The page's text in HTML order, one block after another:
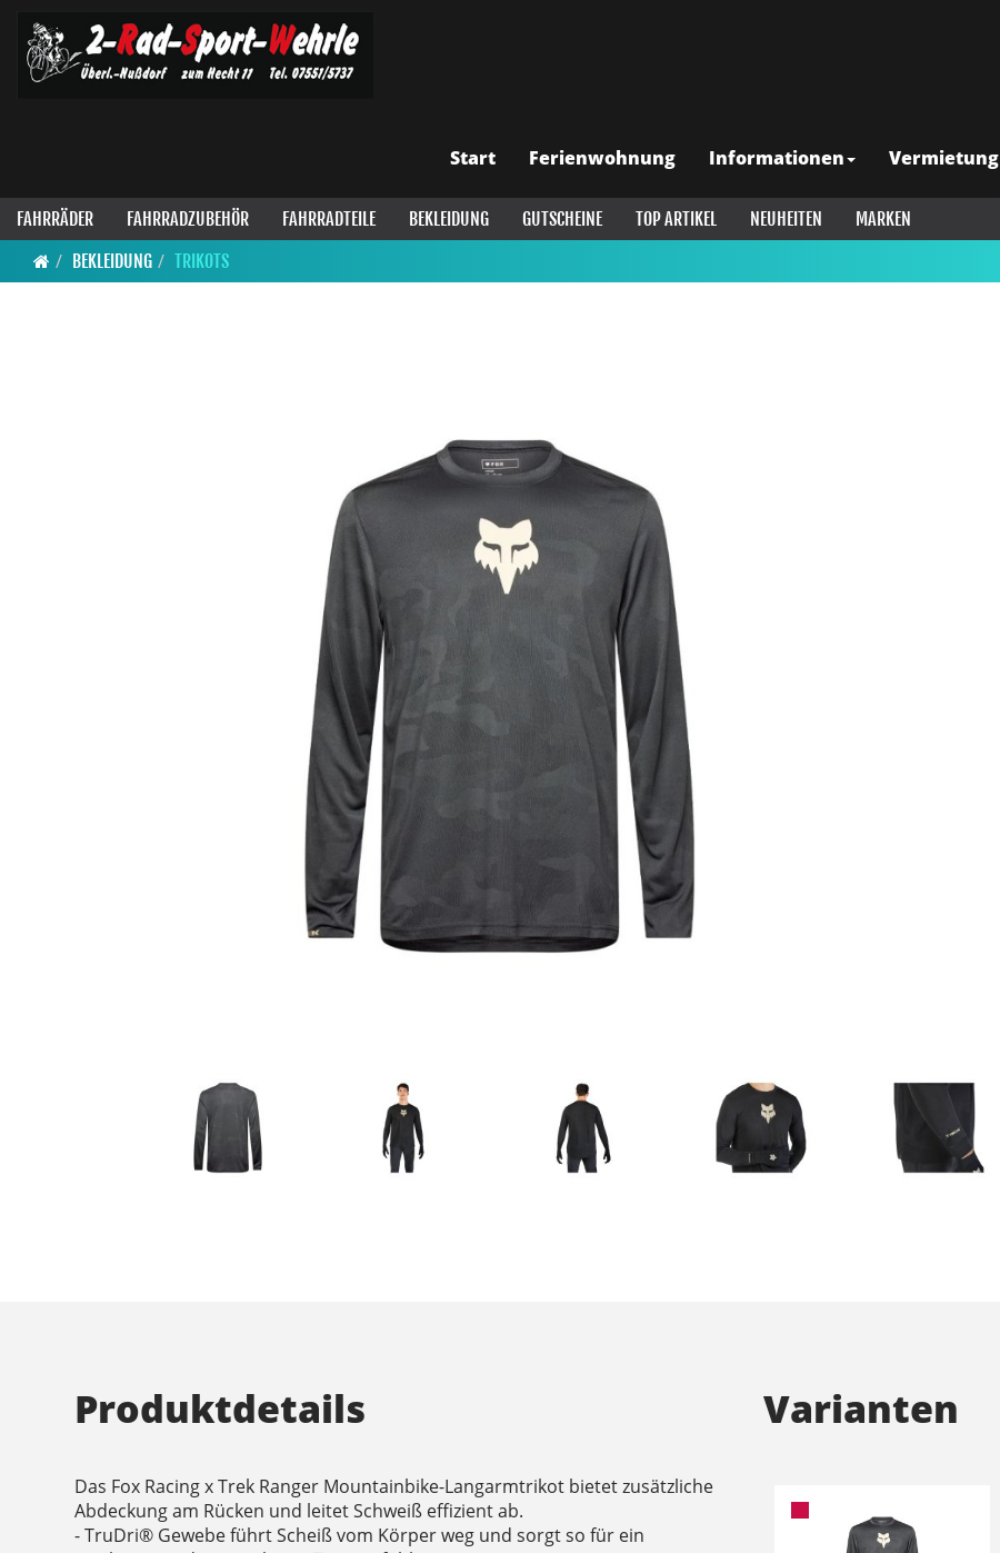
Start Ferienwohnung Informationen Vermietung
FAHRRÄDER FAHRRADZUBEHÖR FAHRRADTEILE BEKLEIDUNG GUTSCHEINE TOP ARTIKEL NEUHEITEN
MARKEN
BEKLEIDUNG
TRIKOTS
Produktdetails
Das Fox Racing x Trek Ranger Mountainbike-Langarmtrikot bietet zusätzliche
Abdeckung am Rücken und leitet Schweiß effizient ab.
- TruDri® Gewebe führt Scheiß vom Körper weg und sorgt so für ein
Varianten